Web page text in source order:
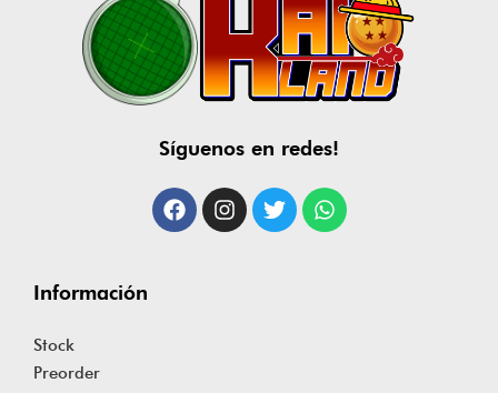
Información
Stock
Preorder
Síguenos en redes!